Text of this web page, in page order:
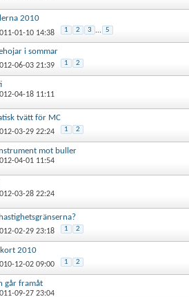
2010
01-10 14:38 1 2 3 ... 5
i sommar
06-03 21:39 1 2
04-18 11:11
tvätt för MC
03-29 22:24 1 2
mot buller
04-01 11:54
03-28 22:24
02-29 23:18 1 2
2010
12-02 09:00 1 2
går framåt
09-27 23:04